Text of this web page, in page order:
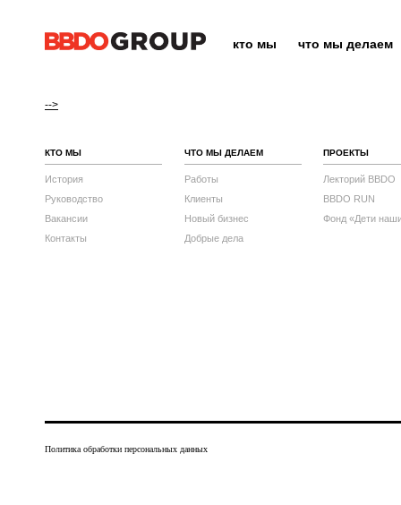
кто мы что мы делаем
-->
КТО МЫ
История
Руководство
Вакансии
Контакты
ЧТО МЫ ДЕЛАЕМ
Работы
Клиенты
Новый бизнес
Добрые дела
ПРОЕКТЫ
Лекторий BBDO
BBDO RUN
Фонд «Дети
Политика обработки персональных данных